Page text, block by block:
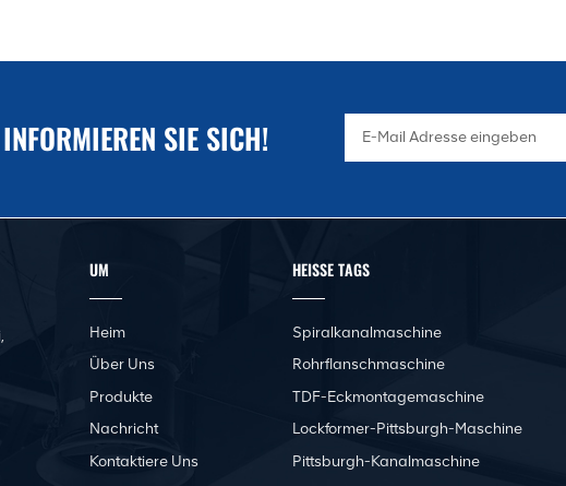
SIE SICH!
UM
Heim
Über Uns
Produkte
Nachricht
Kontaktiere Uns
HEISSE TAGS
Spiralkanalmaschine
Rohrflanschmaschine
TDF-Eckmontagemaschine
Lockformer-Pittsburgh-Maschine
Pittsburgh-Kanalmaschine